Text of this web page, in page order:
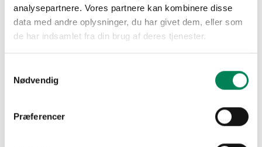
analysepartnere. Vores partnere kan kombinere disse
data med andre oplysninger, du har givet dem, eller som
de har indsamlet fra din brug af deres tjenester.
Nødvendig
Præferencer
Cookiedeklarationen er sidst opdateret d. 23/07/2026
afCookiebot:
Nødvendige cookies hjælper med at gøre en
grundlæggende funktioner såsom side-navigation